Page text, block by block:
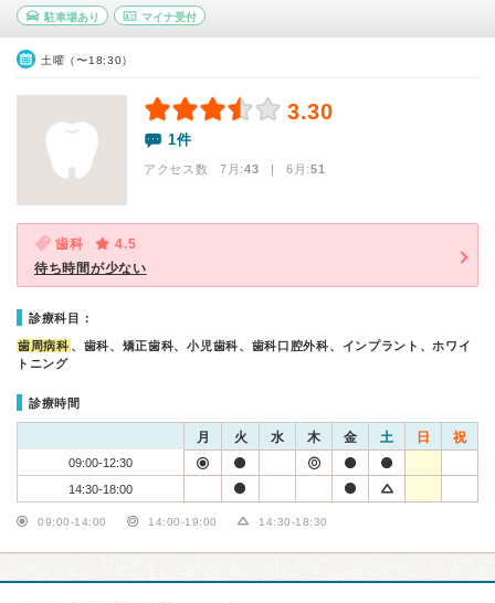
駐車場あり マイナ受付
土曜（〜18:30）
3.30
1件
アクセス数 7月:43 | 6月:51
歯科
4.5
待ち時間が少ない
診療科目：
歯周病科 、歯科、矯正歯科、小児歯科、歯科口腔外科、インプラント、ホワイ
トニング
診療時間
月 火 水 木 金 土 日 祝
09:00-12:30
14:30-18:00
09:00-14:00 14:00-19:00 14:30-18:30